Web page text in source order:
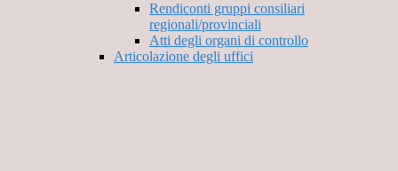
Rendiconti gruppi consiliari
regionali/provinciali
Atti degli organi di controllo
Articolazione degli uffici